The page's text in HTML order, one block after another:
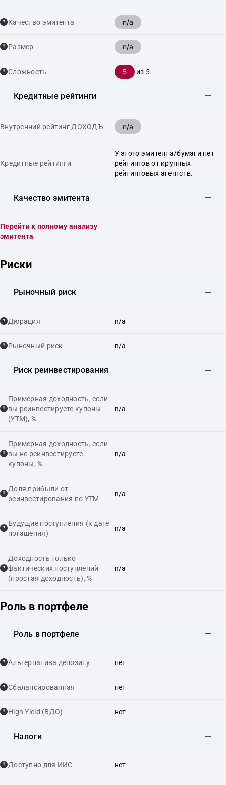
Качество эмитента n/a
Размер n/a
Сложность 5 из 5
Кредитные рейтинги
Внутренний рейтинг ДОХОДЪ n/a
Кредитные рейтинги
У этого эмитента/бумаги нет
рейтингов от крупных
рейтинговых агентств.
Качество эмитента
Перейти к полному анализу
эмитента
Риски
Рыночный риск
Дюрация n/a
Рыночный риск n/a
Риск реинвестирования
Примерная доходность, если
вы реинвестируете купоны
(YTM), %
n/a
Примерная доходность, если
вы не реинвестируете
купоны, %
n/a
Доля прибыли от
реинвестирования по YTM
n/a
Будущие поступления (к дате
погашения)
n/a
Доходность только
фактических поступлений
(простая доходность), %
n/a
Роль в портфеле
Роль в портфеле
Альтернатива депозиту нет
Сбалансированная нет
High Yield (ВДО) нет
Налоги
Доступно для ИИС нет